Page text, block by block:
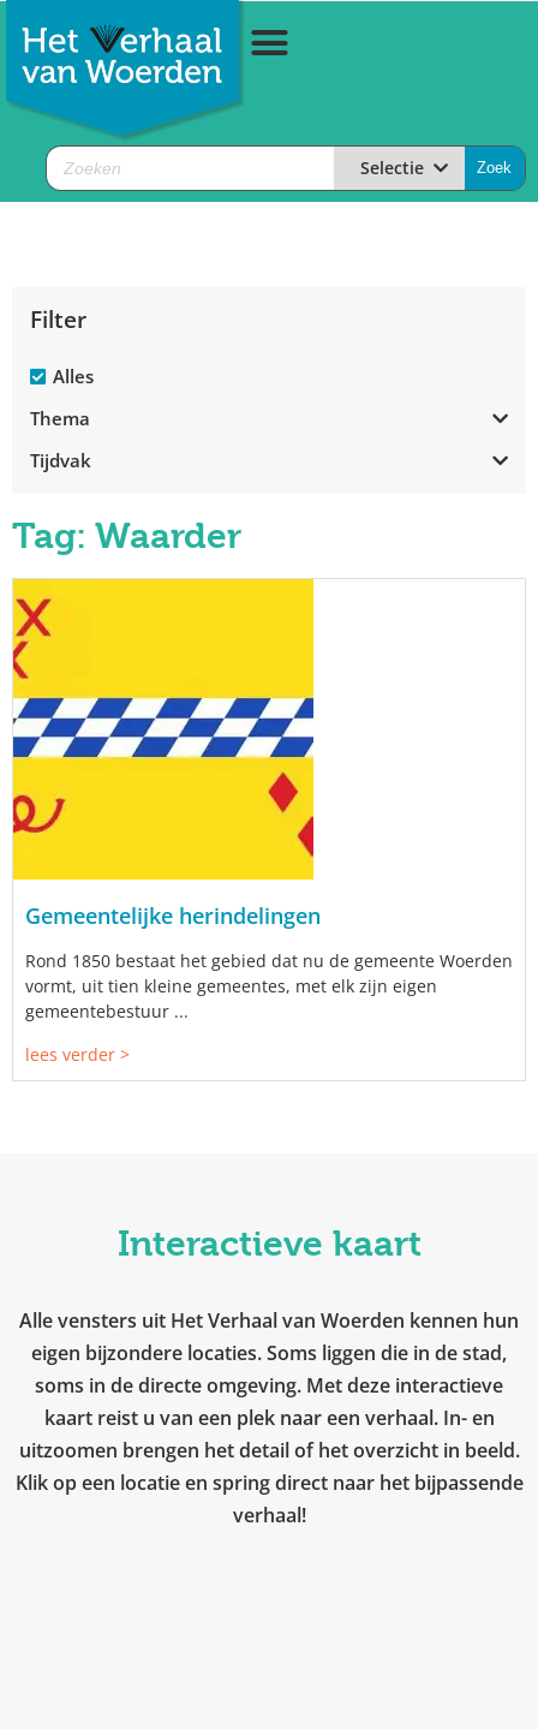
Selectie
Filter
Alles
Thema
Tijdvak
Tag: Waarder
Gemeentelijke herindelingen
Rond 1850 bestaat het gebied dat nu de gemeente Woerden
vormt, uit tien kleine gemeentes, met elk zijn eigen
gemeentebestuur ...
lees verder >
Interactieve kaart
Alle vensters uit Het Verhaal van Woerden kennen hun
eigen bijzondere locaties. Soms liggen die in de stad,
soms in de directe omgeving. Met deze interactieve
kaart reist u van een plek naar een verhaal. In- en
uitzoomen brengen het detail of het overzicht in beeld.
Klik op een locatie en spring direct naar het bijpassende
verhaal!